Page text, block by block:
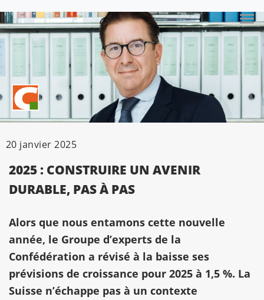
20 janvier 2025
2025 : CONSTRUIRE UN AVENIR
DURABLE, PAS À PAS
Alors que nous entamons cette nouvelle
année, le Groupe d’experts de la
Confédération a révisé à la baisse ses
prévisions de croissance pour 2025 à 1,5 %. La
Suisse n’échappe pas à un contexte